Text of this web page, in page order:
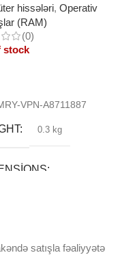
hissələri, Operativ
(RAM)
(0)
stock
VPN-A8711887
0.3 kg
satışla fəaliyyətə